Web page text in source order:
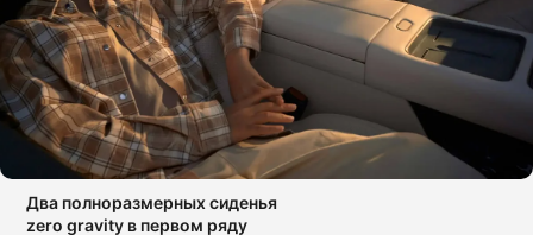
Два полноразмерных сиденья
zero gravity в первом ряду